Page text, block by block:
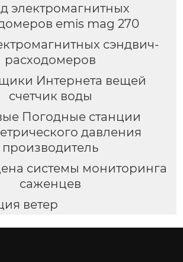
электромагнитных
emis mag 270
сэндвич-
расходомеров
Интернета вещей
счетчик воды
Погодные станции
давления
производитель
системы мониторинга
саженцев
ветер